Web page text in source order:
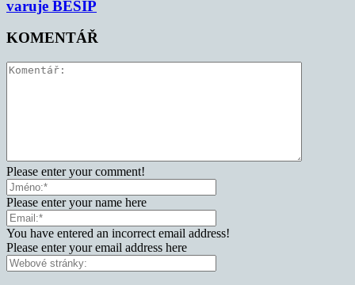
varuje BESIP
KOMENTÁŘ
Please enter your comment!
Please enter your name here
You have entered an incorrect email address!
Please enter your email address here